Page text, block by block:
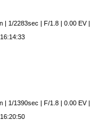
| 1/2283sec | F/1.8 | 0.00 EV|
| 1/1390sec | F/1.8 | 0.00 EV|